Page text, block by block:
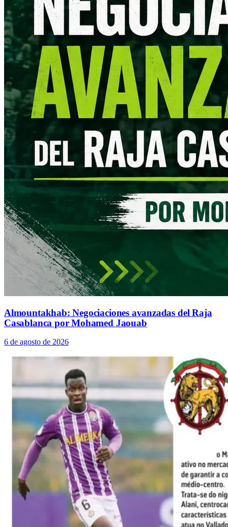
Almountakhab: Negociaciones avanzadas del Raja
Casablanca por Mohamed Jaouab
6 de agosto de 2026